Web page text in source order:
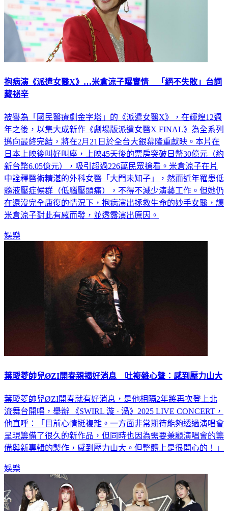
抱病演《派遣女醫X》…米倉涼子曝實情 「絕不失敗」台詞
藏祕辛
被譽為「國民醫療劇金字塔」的《派遣女醫X》，在輝煌12週
年之後，以集大成新作《劇場版派遣女醫X FINAL》為全系列
邁向最終完結，將在2月21日於全台大銀幕隆重獻映。本片在
日本上映後叫好叫座，上映45天後的票房突破日幣30億元（約
新台幣6.05億元），吸引超過226萬民眾搶看。米倉涼子在片
中詮釋醫術精湛的外科女醫「大門未知子」，然而近年罹患低
髓液壓症候群（低腦壓頭痛），不得不減少演藝工作。但她仍
在還沒完全康復的情況下，抱病演出拯救生命的妙手女醫，讓
米倉涼子對此有感而發，並透露演出原因。
娛樂
葉璦菱帥兒ØZI開春親揭好消息 吐複雜心聲：感到壓力山大
葉璦菱帥兒ØZI開春就有好消息，是他相隔2年將再次登上北
流舞台開唱，舉辦 《SWIRL 漩 · 渦》2025 LIVE CONCERT，
他直呼：「目前心情挺複雜。一方面非常期待能夠透過演唱會
呈現籌備了很久的新作品，但同時也因為需要兼顧演唱會的籌
備與新專輯的製作，感到壓力山大。但整體上是很開心的！」
娛樂